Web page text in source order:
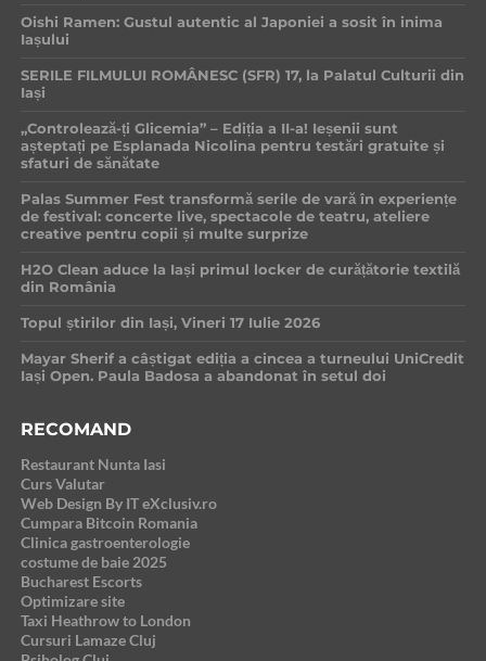
Oishi Ramen: Gustul autentic al Japoniei a sosit în inima
Iașului
SERILE FILMULUI ROMÂNESC (SFR) 17, la Palatul Culturii din
Iași
„Controlează-ți Glicemia” – Ediția a II-a! Ieșenii sunt
așteptați pe Esplanada Nicolina pentru testări gratuite și
sfaturi de sănătate
Palas Summer Fest transformă serile de vară în experiențe
de festival: concerte live, spectacole de teatru, ateliere
creative pentru copii și multe surprize
H2O Clean aduce la Iași primul locker de curățătorie textilă
din România
Topul știrilor din Iași, Vineri 17 Iulie 2026
Mayar Sherif a câștigat ediția a cincea a turneului UniCredit
Iași Open. Paula Badosa a abandonat în setul doi
RECOMAND
Restaurant Nunta Iasi
Curs Valutar
Web Design By IT eXclusiv.ro
Cumpara Bitcoin Romania
Clinica gastroenterologie
costume de baie 2025
Bucharest Escorts
Optimizare site
Taxi Heathrow to London
Cursuri Lamaze Cluj